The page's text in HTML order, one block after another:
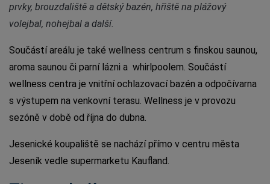
prvky, brouzdaliště a dětský bazén, hřiště na plážový
volejbal, nohejbal a další.
Součástí areálu je také wellness centrum s finskou saunou,
aroma saunou či parní lázni a whirlpoolem. Součástí
wellness centra je vnitřní ochlazovací bazén a odpočívarna
s výstupem na venkovní terasu. Wellness je v provozu
sezóně v době od října do dubna.
Jesenické koupaliště se nachází přímo v centru města
Jeseník vedle supermarketu Kaufland.